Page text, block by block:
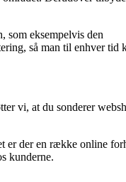
som eksempelvis den
så man til enhver tid
vi, at du sonderer
er der en række online
kunderne.